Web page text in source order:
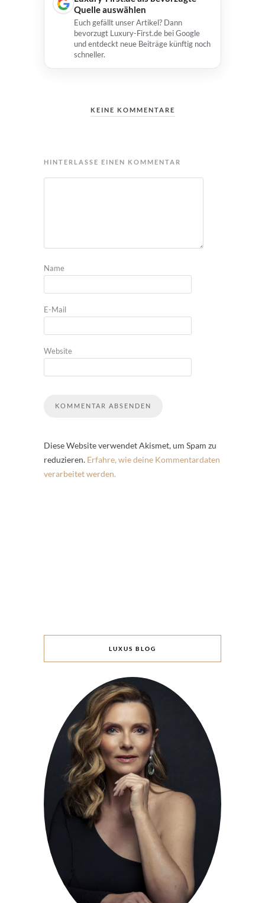
Quelle auswählen
Euch gefällt unser Artikel? Dann
bevorzugt Luxury-First.de bei Google
und entdeckt neue Beiträge künftig noch
schneller.
KEINE KOMMENTARE
HINTERLASSE EINEN KOMMENTAR
Name
E-Mail
Website
Diese Website verwendet Akismet, um Spam zu
reduzieren. Erfahre, wie deine Kommentardaten
verarbeitet werden.
LUXUS BLOG